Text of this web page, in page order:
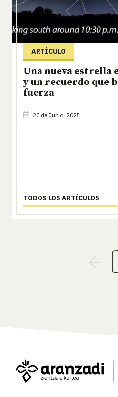
ARTÍCULO
Una nueva estrella
y un recuerdo que
fuerza
20 de Junio, 2025
TODOS LOS ARTÍCULOS